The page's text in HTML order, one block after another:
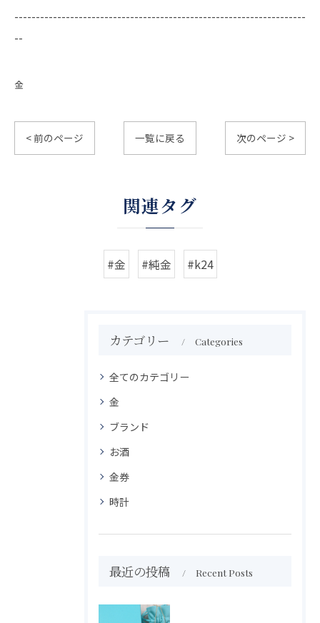
--------------------------------------------------------------------
--
金
< 前のページ 一覧に戻る 次のページ >
関連タグ
#金 #純金 #k24
カテゴリー Categories
全てのカテゴリー
金
ブランド
お酒
金券
時計
最近の投稿 Recent Posts